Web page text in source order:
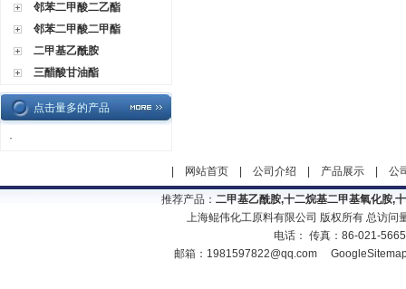
邻苯二甲酸二乙酯
邻苯二甲酸二甲酯
二甲基乙酰胺
三醋酸甘油酯
点击量多的产品
·
网站首页| 公司介绍 产品展示| 公
推荐产品： 二甲基乙酰胺,十二烷基二甲基氧化胺,
上海鲲伟化工原料有限公司 版权所有 总访问
电话： 传真：86-021-
邮箱： 1981597822@qq.com